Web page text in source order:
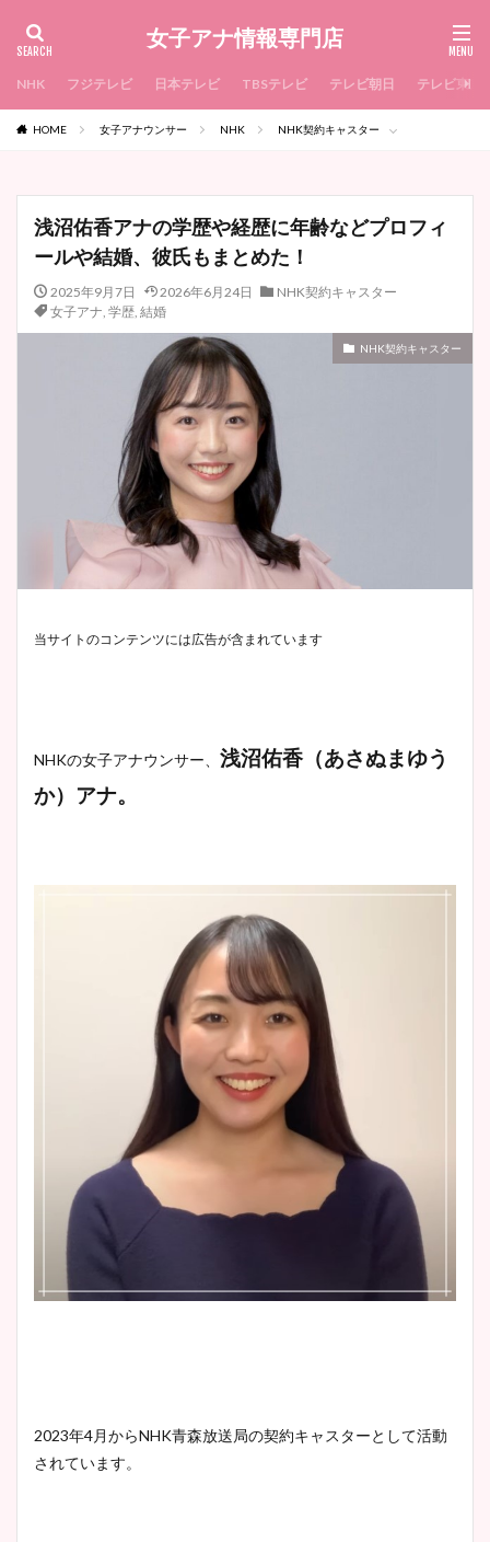
女子アナ情報専門店
NHK フジテレビ 日本テレビ TBSテレビ テレビ朝日 テレビ東京
HOME 女子アナウンサー NHK NHK契約キャスター
浅沼佑香アナの学歴や経歴に年齢などプロフィ
ールや結婚、彼氏もまとめた！
2025年9月7日 2026年6月24日
NHK契約キャスター
女子アナ, 学歴, 結婚
NHK契約キャスター
当サイトのコンテンツには広告が含まれています
NHKの女子アナウンサー、 浅沼佑香（あさぬまゆう
か）アナ。
2023年4月からNHK青森放送局の契約キャスターとして活動
されています。